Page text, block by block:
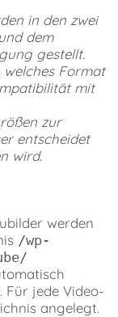
in den zwei
dem
gestellt.
welches Format
mit
zur
entscheidet
wird.
werden
/wp-
Für jede Video-
angelegt.